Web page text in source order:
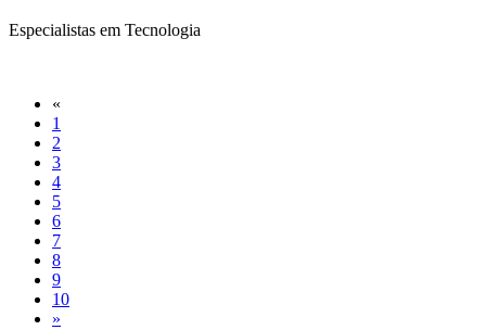
Especialistas em Tecnologia
«
1
2
3
4
5
6
7
8
9
10
»